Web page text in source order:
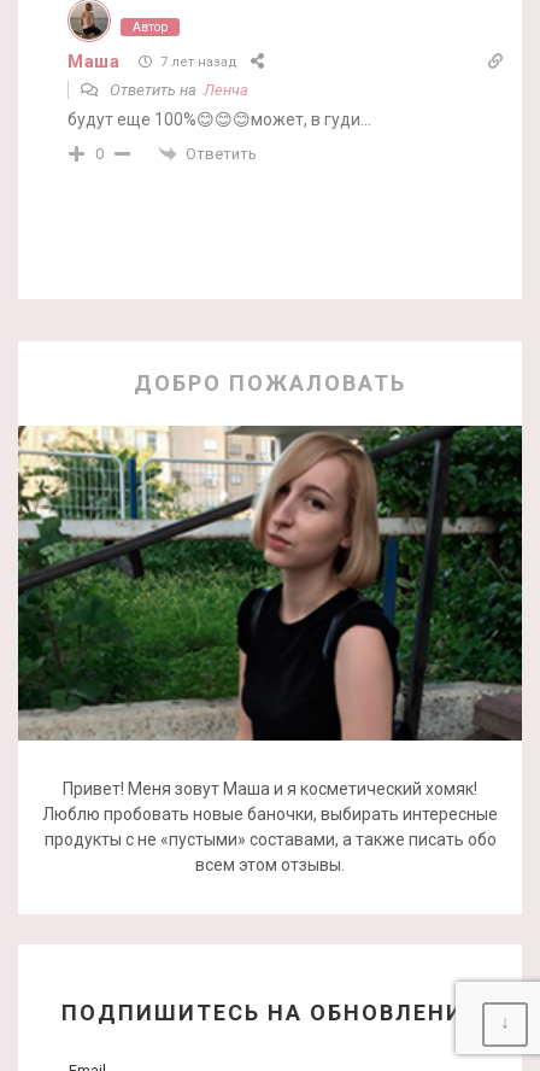
Автор
Маша 7 лет назад
Ответить на Ленча
будут еще 100%😊😊😊может, в гуди…
0 Ответить
ДОБРО ПОЖАЛОВАТЬ
Привет! Меня зовут Маша и я косметический хомяк!
Люблю пробовать новые баночки, выбирать интересные
продукты с не «пустыми» составами, а также писать обо
всем этом отзывы.
ПОДПИШИТЕСЬ НА ОБНОВЛЕНИЯ ↓